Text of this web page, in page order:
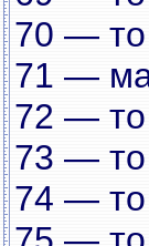
70 — то
71 —
72 — то
73 — то
74 — то